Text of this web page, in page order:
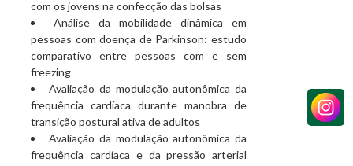
com os jovens na confecção das bolsas
Análise da mobilidade dinâmica em
pessoas com doença de Parkinson: estudo
comparativo entre pessoas com e sem
freezing
Avaliação da modulação autonômica da
frequência cardíaca durante manobra de
transição postural ativa de adultos
Avaliação da modulação autonômica da
frequência cardíaca e da pressão arterial